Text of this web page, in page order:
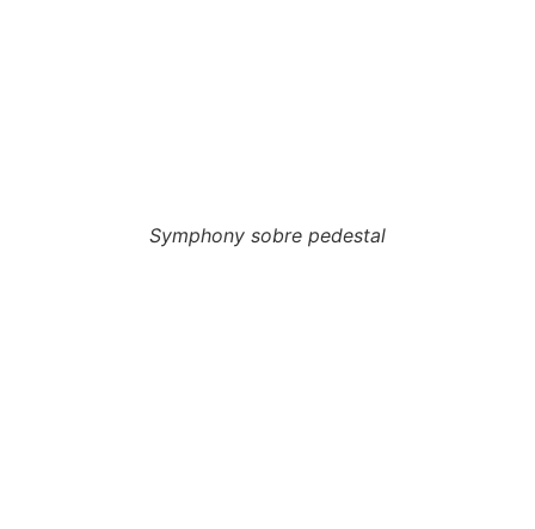
Symphony sobre pedestal